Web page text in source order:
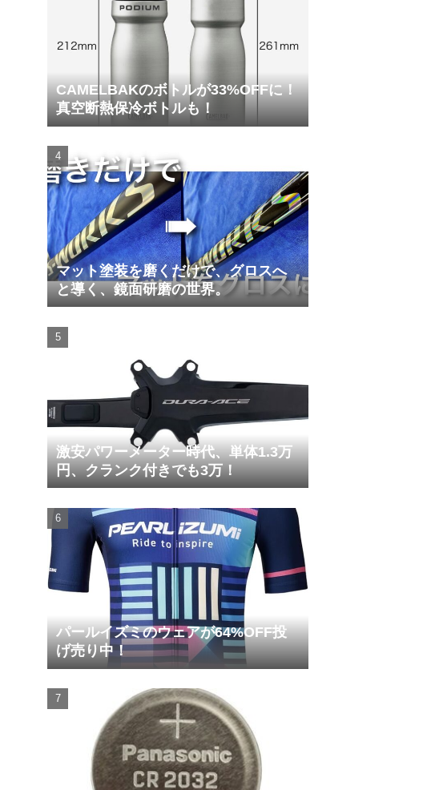
CAMELBAKのボトルが33%OFFに！
真空断熱保冷ボトルも！
マット塗装を磨くだけで、グロスへ
と導く、鏡面研磨の世界。
激安パワーメーター時代、単体1.3万
円、クランク付きでも3万！
パールイズミのウェアが64%OFF投
げ売り中！